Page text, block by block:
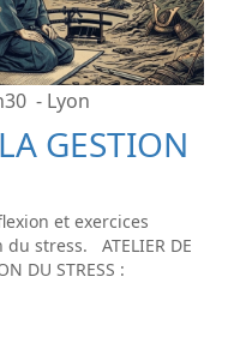
- Lyon
GESTION
et exercices
stress. ATELIER DE
DU STRESS :